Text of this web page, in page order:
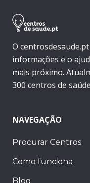
O
informações e o
mais próximo.
300 centros de
NAVEGAÇÃO
Procurar Centros
Como funciona
Blog